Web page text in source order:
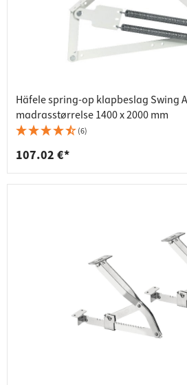
Häfele spring-op klapbeslag Swing
madrasstørrelse 1400 x 2000 mm
(6)
107.02 €*